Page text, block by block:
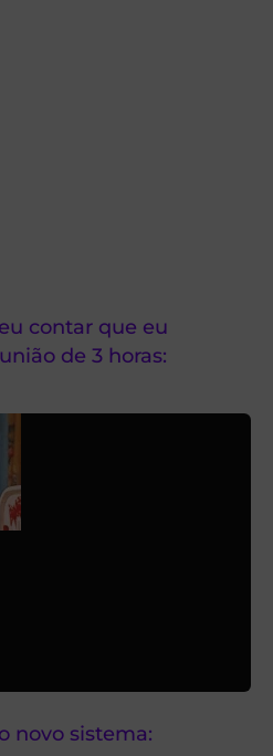
contar que eu
de 3 horas:
novo sistema: